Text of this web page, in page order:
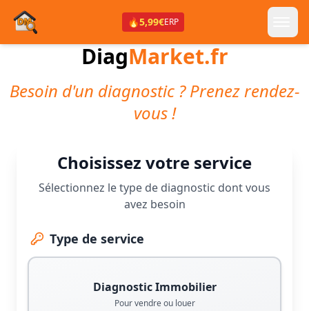
🔥5,99€ERP
DiagMarket.fr
Besoin d'un diagnostic ? Prenez rendez-
vous !
Choisissez votre service
Sélectionnez le type de diagnostic dont vous
avez besoin
Type de service
Diagnostic Immobilier
Pour vendre ou louer